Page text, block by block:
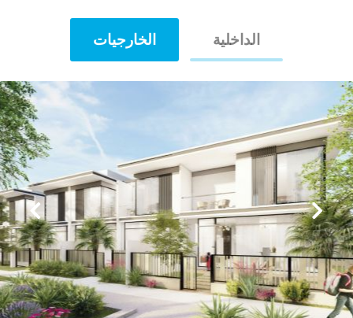
الخارجيات الداخلية